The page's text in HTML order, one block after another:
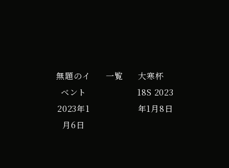
無題のイ
ベント
2023年1
月6日
一覧
大寒杯
18S 2023
年1月8日